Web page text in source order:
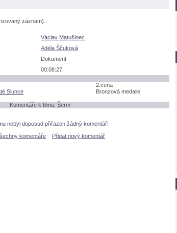
záznam).
Václav Matušinec
Adéla Ščukov
Dokument
00:08:27
2.cena
Slunce
Bronzová medaile
Komentáře k filmu: Šerm
nebyl doposud přiřazen žádný komentář!
komentáře
Přidat nový komentář